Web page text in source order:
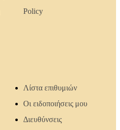
Policy
Λίστα επιθυμιών
Οι ειδοποιήσεις μου
Διευθύνσεις